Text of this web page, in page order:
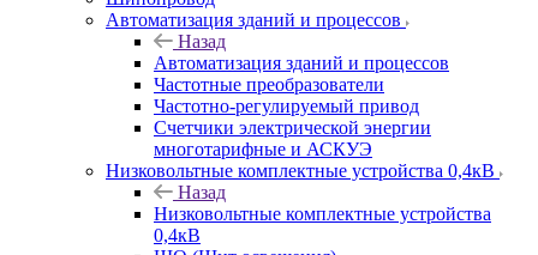
Автоматизация зданий и процессов
Назад
Автоматизация зданий и процессов
Частотные преобразователи
Частотно-регулируемый привод
Счетчики электрической энергии
многотарифные и АСКУЭ
Низковольтные комплектные устройства 0,4кВ
Назад
Низковольтные комплектные устройства
0,4кВ